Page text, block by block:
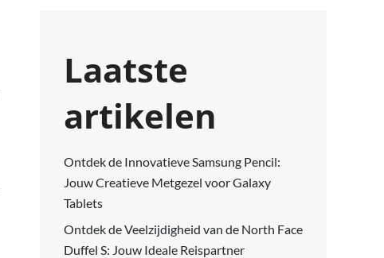
Laatste
artikelen
Ontdek de Innovatieve Samsung Pencil:
Jouw Creatieve Metgezel voor Galaxy
Tablets
Ontdek de Veelzijdigheid van de North Face
Duffel S: Jouw Ideale Reispartner